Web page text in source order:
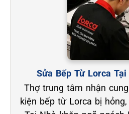
Sửa Bếp Từ Lorca
Thợ trung tâm nhận
kiện bếp từ Lorca bị